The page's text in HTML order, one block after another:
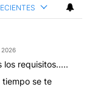
2026
los requisitos.....
tiempo se te